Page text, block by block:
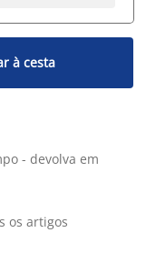
à cesta
- devolva em
os artigos